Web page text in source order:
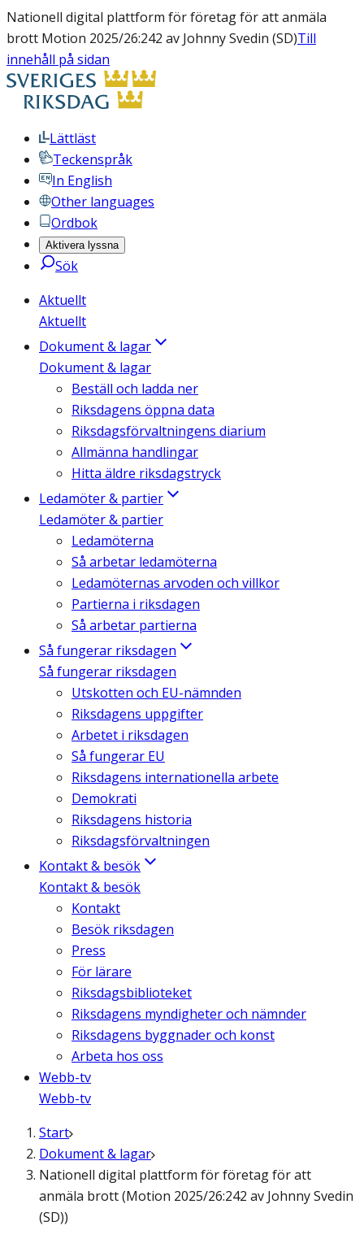
Nationell digital plattform för företag för att anmäla
brott Motion 2025/26:242 av Johnny Svedin (SD)Till
innehåll på sidan
Lättläst
Teckenspråk
In English
Other languages
Ordbok
Aktivera lyssna
Sök
Aktuellt
Aktuellt
Dokument & lagar
Dokument & lagar
Beställ och ladda ner
Riksdagens öppna data
Riksdagsförvaltningens diarium
Allmänna handlingar
Hitta äldre riksdagstryck
Ledamöter & partier
Ledamöter & partier
Ledamöterna
Så arbetar ledamöterna
Ledamöternas arvoden och villkor
Partierna i riksdagen
Så arbetar partierna
Så fungerar riksdagen
Så fungerar riksdagen
Utskotten och EU-nämnden
Riksdagens uppgifter
Arbetet i riksdagen
Så fungerar EU
Riksdagens internationella arbete
Demokrati
Riksdagens historia
Riksdagsförvaltningen
Kontakt & besök
Kontakt & besök
Kontakt
Besök riksdagen
Press
För lärare
Riksdagsbiblioteket
Riksdagens myndigheter och nämnder
Riksdagens byggnader och konst
Arbeta hos oss
Webb-tv
Webb-tv
Start
Dokument & lagar
Nationell digital plattform för företag för att
anmäla brott (Motion 2025/26:242 av Johnny Svedin
(SD))